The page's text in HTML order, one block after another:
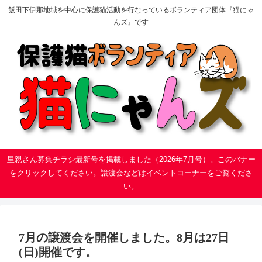
飯田下伊那地域を中心に保護猫活動を行なっているボランティア団体『猫にゃ
んズ』です
里親さん募集チラシ最新号を掲載しました（2026年7月号）。このバナー
をクリックしてください。譲渡会などはイベントコーナーをご覧くださ
い。
7月の譲渡会を開催しました。8月は27日
(日)開催です。